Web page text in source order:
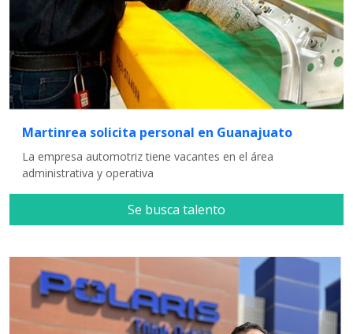
Martinrea solicita personal en Guanajuato
La empresa automotriz tiene vacantes en el área
administrativa y operativa
Se busca talento